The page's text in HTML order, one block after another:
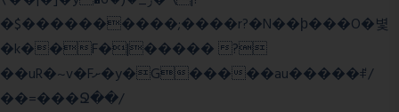
�$����������;����r?�N��ϸ���O�볓
�k��F�|����� ?
��uR�~v�Fށ�y�G�����au�����ꑷ/
��=���Ջ��/